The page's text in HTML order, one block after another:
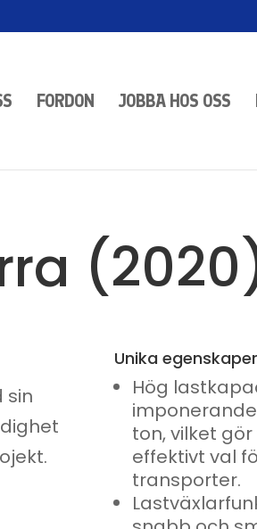
FORDON JOBBA HOS OSS
sin
Unika egenskaper
Hög
ton, vilket
effektivt val
transporter.